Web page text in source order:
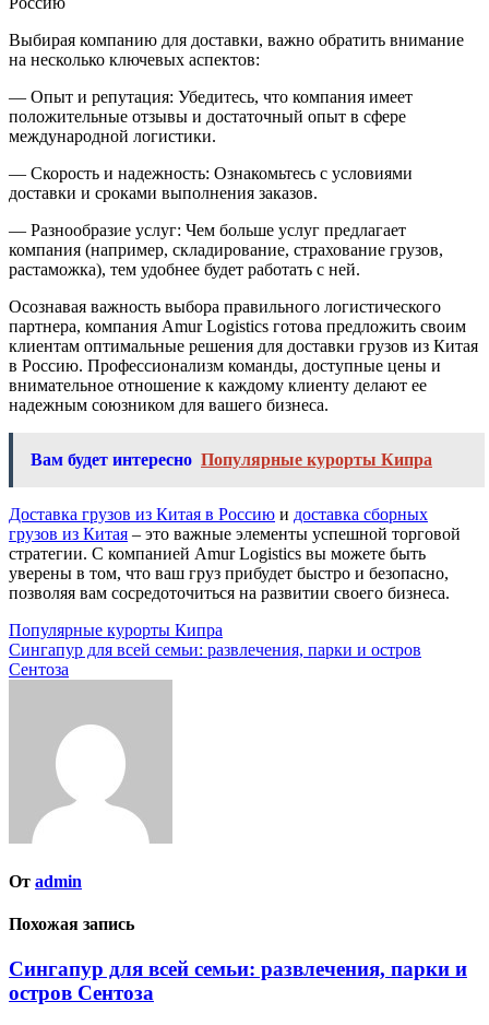
Выбирая компанию для доставки, важно обратить внимание
на несколько ключевых аспектов:
— Опыт и репутация: Убедитесь, что компания имеет
положительные отзывы и достаточный опыт в сфере
международной логистики.
— Скорость и надежность: Ознакомьтесь с условиями
доставки и сроками выполнения заказов.
— Разнообразие услуг: Чем больше услуг предлагает
компания (например, складирование, страхование грузов,
растаможка), тем удобнее будет работать с ней.
Осознавая важность выбора правильного логистического
партнера, компания Amur Logistics готова предложить своим
клиентам оптимальные решения для доставки грузов из Китая
в Россию. Профессионализм команды, доступные цены и
внимательное отношение к каждому клиенту делают ее
надежным союзником для вашего бизнеса.
Вам будет интересно Популярные курорты Кипра
Доставка грузов из Китая в Россию и доставка сборных
грузов из Китая – это важные элементы успешной торговой
стратегии. С компанией Amur Logistics вы можете быть
уверены в том, что ваш груз прибудет быстро и безопасно,
позволяя вам сосредоточиться на развитии своего бизнеса.
Навигация
по
Популярные курорты Кипра
Сингапур для всей семьи: развлечения, парки и остров
Сентоза
От admin
Похожая запись
Сингапур для всей семьи: развлечения, парки и
остров Сентоза